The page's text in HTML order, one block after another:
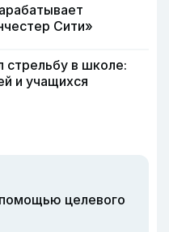
Сити»
стрельбу в школе:
и учащихся
целевого